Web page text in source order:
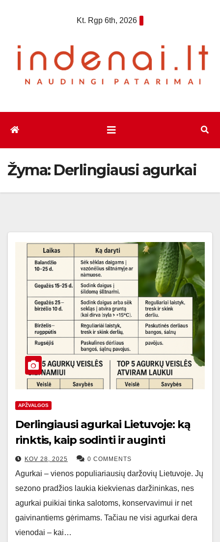
Kt. Rgp 6th, 2026
Žyma: Derlingiausi agurkai
APŽVALGOS
Derlingiausi agurkai Lietuvoje: ką
rinktis, kaip sodinti ir auginti
KOV 28, 2025 0 COMMENTS
Agurkai – vienos populiariausių daržovių Lietuvoje. Jų
sezono pradžios laukia kiekvienas daržininkas, nes
agurkai puikiai tinka salotoms, konservavimui ir net
gaivinantiems gėrimams. Tačiau ne visi agurkai dera
vienodai – kai…